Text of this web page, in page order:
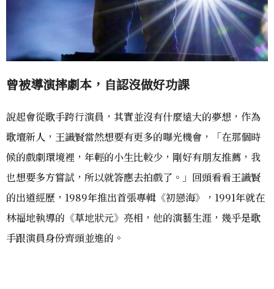
曾被導演摔劇本，自認沒做好功課
說起會從歌手跨行演員，其實並沒有什麼遠大的夢想，作為
歌壇新人，王識賢當然想要有更多的曝光機會，「在那個時
候的戲劇環境裡，年輕的小生比較少，剛好有朋友推薦，我
也想要多方嘗試，所以就答應去拍戲了。」回頭看看王識賢
的出道經歷，1989年推出首張專輯《初戀海》，1991年就在
林福地執導的《草地狀元》亮相，他的演藝生涯，幾乎是歌
手跟演員身份齊頭並進的。